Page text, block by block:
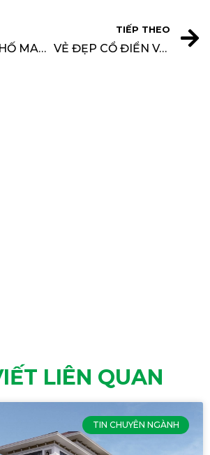
KHI NHÀ PHỐ MANG DÁNG DẤP BIỆT THỰ
TIẾP THEO
VẺ ĐẸP CỔ ĐIỂN VÀ LÃNG MẠN CỦA BIỆT THỰ VŨNG TÀU
LIÊN QUAN
TIN CHUYÊN NGÀNH